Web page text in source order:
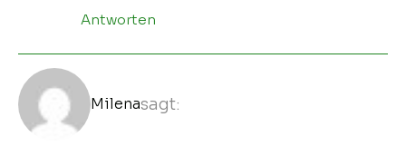
Antworten
Milenasagt: